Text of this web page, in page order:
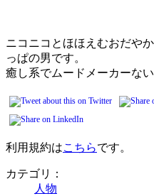
ニコニコとほほえむおだや
っぱの男です。
癒し系でムードメーカーない
利用規約はこちらです。
カテゴリ：
人物